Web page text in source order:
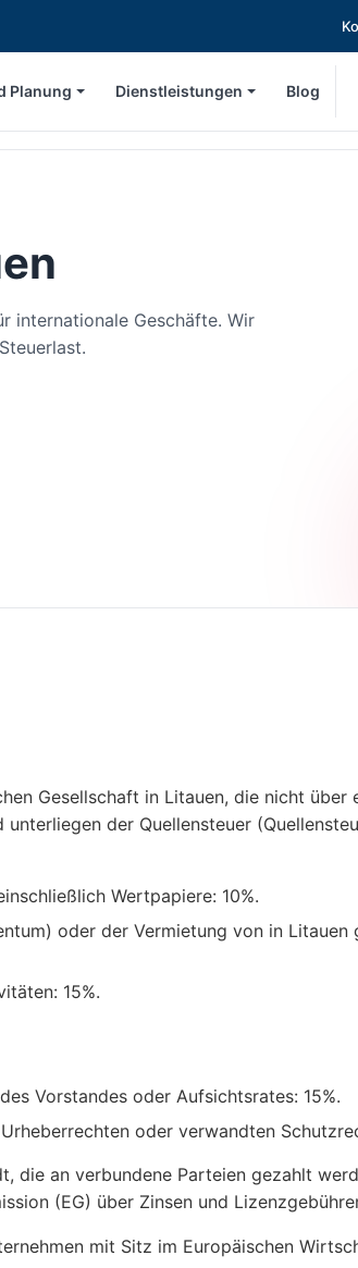
Planung Dienstleistungen Blog
internationale Geschäfte. Wir
Gesellschaft in Litauen, die nicht über
der Quellensteuer
Wertpapiere: 10%.
oder der Vermietung von in Litauen
15%.
Vorstandes oder Aufsichtsrates: 15%.
oder verwandten
die an verbundene Parteien gezahlt
(EG) über Zinsen und
mit Sitz im Europäischen